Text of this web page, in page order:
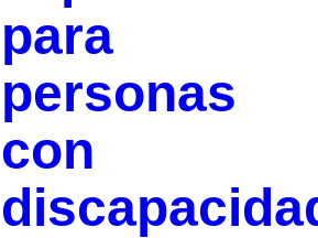
para
personas
con